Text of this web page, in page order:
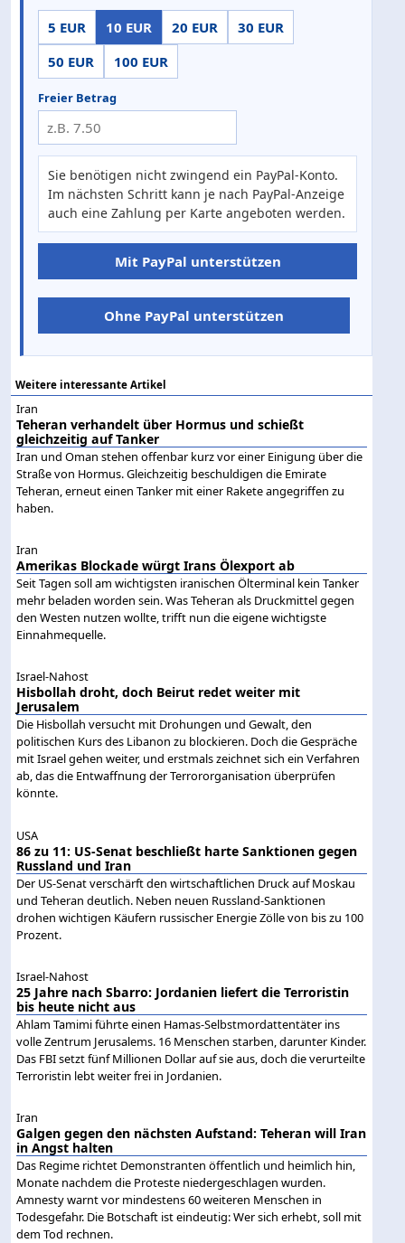
5 EUR 10 EUR 20 EUR
30 EUR
50 EUR
100 EUR
Freier Betrag
Sie benötigen nicht zwingend ein PayPal-Konto.
Im nächsten Schritt kann je nach PayPal-Anzeige
auch eine Zahlung per Karte angeboten werden.
Mit PayPal unterstützen
Ohne PayPal unterstützen
Weitere interessante Artikel
Iran
Teheran verhandelt über Hormus und schießt
gleichzeitig auf Tanker
Iran und Oman stehen offenbar kurz vor einer Einigung über die
Straße von Hormus. Gleichzeitig beschuldigen die Emirate
Teheran, erneut einen Tanker mit einer Rakete angegriffen zu
haben.
Iran
Amerikas Blockade würgt Irans Ölexport ab
Seit Tagen soll am wichtigsten iranischen Ölterminal kein Tanker
mehr beladen worden sein. Was Teheran als Druckmittel gegen
den Westen nutzen wollte, trifft nun die eigene wichtigste
Einnahmequelle.
Israel-Nahost
Hisbollah droht, doch Beirut redet weiter mit
Jerusalem
Die Hisbollah versucht mit Drohungen und Gewalt, den
politischen Kurs des Libanon zu blockieren. Doch die Gespräche
mit Israel gehen weiter, und erstmals zeichnet sich ein Verfahren
ab, das die Entwaffnung der Terrororganisation überprüfen
könnte.
USA
86 zu 11: US-Senat beschließt harte Sanktionen gegen
Russland und Iran
Der US-Senat verschärft den wirtschaftlichen Druck auf Moskau
und Teheran deutlich. Neben neuen Russland-Sanktionen
drohen wichtigen Käufern russischer Energie Zölle von bis zu 100
Prozent.
Israel-Nahost
25 Jahre nach Sbarro: Jordanien liefert die Terroristin
bis heute nicht aus
Ahlam Tamimi führte einen Hamas-Selbstmordattentäter ins
volle Zentrum Jerusalems. 16 Menschen starben, darunter Kinder.
Das FBI setzt fünf Millionen Dollar auf sie aus, doch die verurteilte
Terroristin lebt weiter frei in Jordanien.
Iran
Galgen gegen den nächsten Aufstand: Teheran will Iran
in Angst halten
Das Regime richtet Demonstranten öffentlich und heimlich hin,
Monate nachdem die Proteste niedergeschlagen wurden.
Amnesty warnt vor mindestens 60 weiteren Menschen in
Todesgefahr. Die Botschaft ist eindeutig: Wer sich erhebt, soll mit
dem Tod rechnen.